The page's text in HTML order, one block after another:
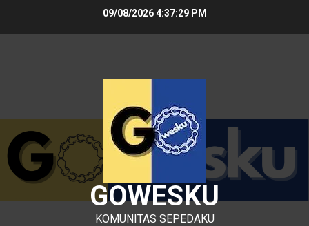
09/08/20264:37:29 PM
GOWESKU
KOMUNITAS SEPEDAKU